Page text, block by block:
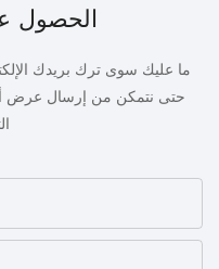
الحصول
ما عليك سوى ترك بريدك
حتى نتمكن من إرسال عرض